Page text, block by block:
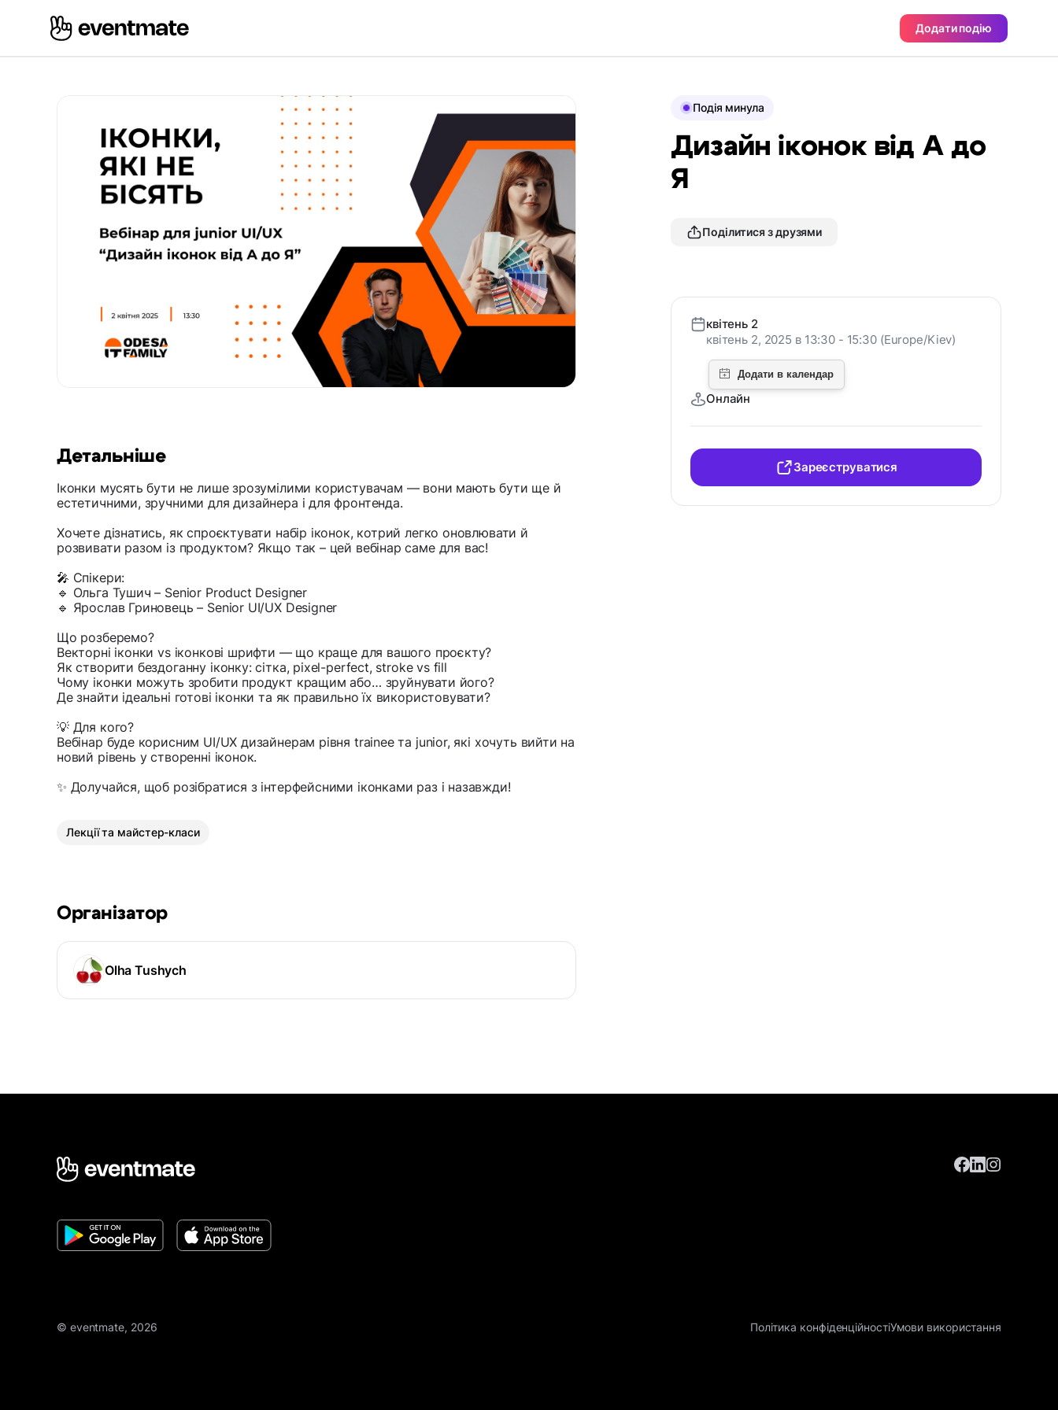
Додати подію
Детальніше
Іконки мусять бути не лише зрозумілими користувачам — вони мають бути ще й
естетичними, зручними для дизайнера і для фронтенда.
Хочете дізнатись, як спроєктувати набір іконок, котрий легко оновлювати й
розвивати разом із продуктом? Якщо так – цей вебінар саме для вас!
🎤 Спікери:
🔹 Ольга Тушич – Senior Product Designer
🔹 Ярослав Гриновець – Senior UI/UX Designer
Що розберемо?
Векторні іконки vs іконкові шрифти — що краще для вашого проєкту?
Як створити бездоганну іконку: сітка, pixel-perfect, stroke vs fill
Чому іконки можуть зробити продукт кращим або… зруйнувати його?
Де знайти ідеальні готові іконки та як правильно їх використовувати?
💡 Для кого?
Вебінар буде корисним UI/UX дизайнерам рівня trainee та junior, які хочуть вийти на
новий рівень у створенні іконок.
✨ Долучайся, щоб розібратися з інтерфейсними іконками раз і назавжди!
Лекції та майстер-класи
Організатор
Olha Tushych
Подія минула
Дизайн іконок від А до
Я
Поділитися з друзями
квітень 2
квітень 2, 2025 в 13:30 - 15:30 (Europe/Kiev)
Онлайн
Зареєструватися
© eventmate, 2026 Політика конфіденційностіУмови використання